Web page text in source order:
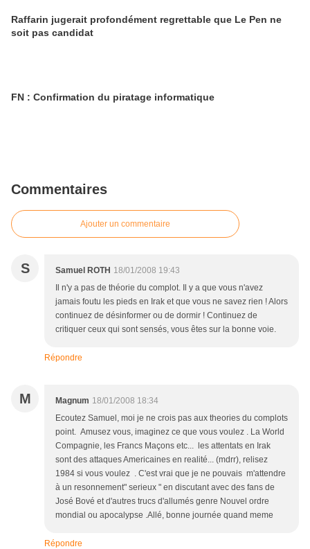
Raffarin jugerait profondément regrettable que Le Pen ne
soit pas candidat
FN : Confirmation du piratage informatique
Commentaires
Ajouter un commentaire
S Samuel ROTH 18/01/2008 19:43
Il n'y a pas de théorie du complot. Il y a que vous n'avez
jamais foutu les pieds en Irak et que vous ne savez rien ! Alors
continuez de désinformer ou de dormir ! Continuez de
critiquer ceux qui sont sensés, vous êtes sur la bonne voie.
Répondre
M Magnum 18/01/2008 18:34
Ecoutez Samuel, moi je ne crois pas aux theories du complots
point. Amusez vous, imaginez ce que vous voulez . La World
Compagnie, les Francs Maçons etc... les attentats en Irak
sont des attaques Americaines en realité... (mdrr), relisez
1984 si vous voulez . C'est vrai que je ne pouvais m'attendre
à un resonnement" serieux " en discutant avec des fans de
José Bové et d'autres trucs d'allumés genre Nouvel ordre
mondial ou apocalypse .Allé, bonne journée quand meme
Répondre